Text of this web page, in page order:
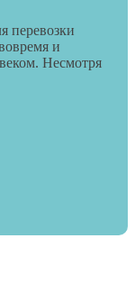
перевозки
и
Несмотря